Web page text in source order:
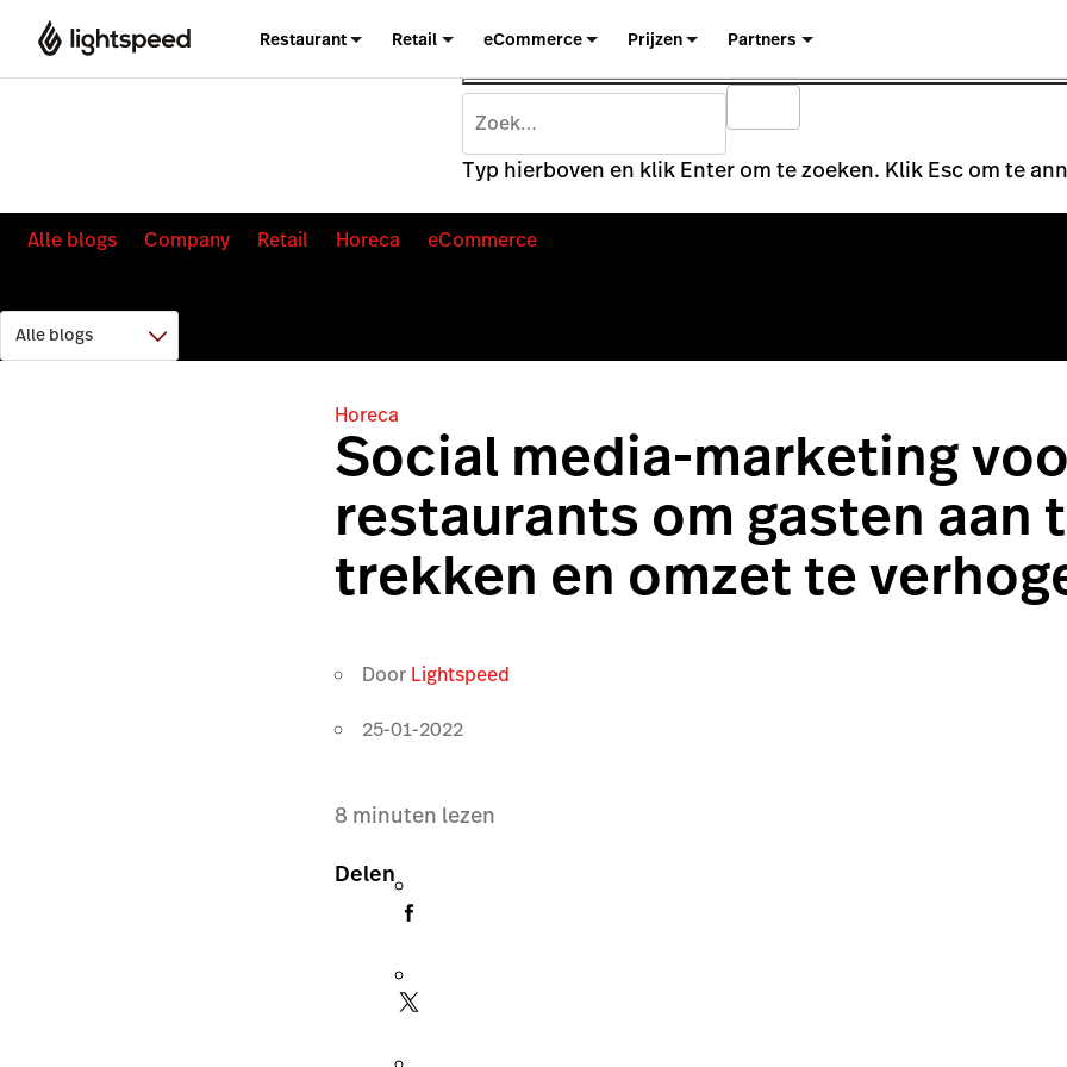
Restaurant Retail eCommerce Prijzen Partners
Typ hierboven en klik Enter om te zoeken. Klik Esc om te
Alle blogs Company Retail Horeca eCommerce
Horeca
Social media-marketing
restaurants om gasten aan
trekken en omzet te
Door Lightspeed
25-01-2022
8 minuten lezen
Delen